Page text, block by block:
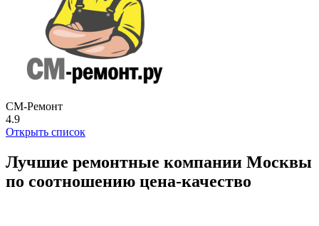
СМ-Ремонт
4.9
Открыть список
Лучшие ремонтные компании Москвы
по соотношению цена-качество